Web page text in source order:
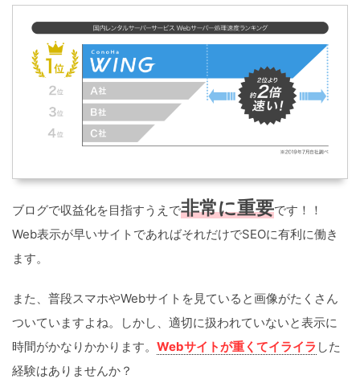
ブログで収益化を目指すうえで非常に重要です！！
Web表示が早いサイトであればそれだけでSEOに有利に働き
ます。
また、普段スマホやWebサイトを見ていると画像がたくさん
ついていますよね。しかし、適切に扱われていないと表示に
時間がかなりかかります。 Webサイトが重くてイライラ した
経験はありませんか？